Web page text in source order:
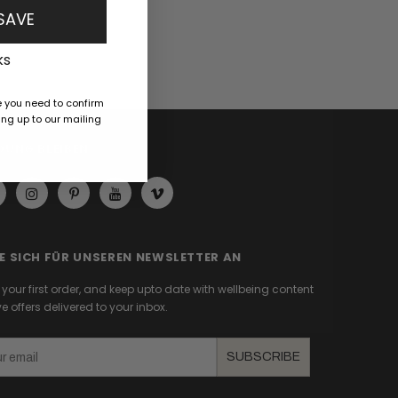
SICH FÜR UNSEREN NEWSLETTER AN
your first order, and keep upto date with wellbeing content
offers delivered to your inbox.
SUBSCRIBE
you need to confirm
up to our mailing